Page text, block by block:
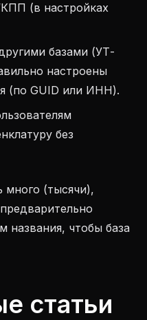
(в настройках
базами (УТ-
настроены
(по GUID или ИНН).
без
много (тысячи),
названия, чтобы база
статьи